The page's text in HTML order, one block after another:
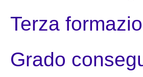
Terza
Grado